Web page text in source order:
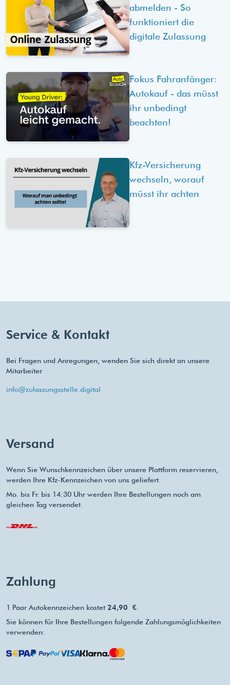
abmelden - So
funktioniert die
digitale Zulassung
Fokus Fahranfänger:
Autokauf - das müsst
ihr unbedingt
beachten!
Kfz-Versicherung
wechseln, worauf
müsst ihr achten
Service & Kontakt
Bei Fragen und Anregungen, wenden Sie sich direkt an unsere
Mitarbeiter
info@zulassungsstelle.digital
Versand
Wenn Sie Wunschkennzeichen über unsere Plattform reservieren,
werden Ihre Kfz-Kennzeichen von uns geliefert.
Mo. bis Fr. bis 14:30 Uhr werden Ihre Bestellungen noch am
gleichen Tag versendet.
Zahlung
1 Paar Autokennzeichen kostet 24,90 €
Sie können für Ihre Bestellungen folgende Zahlungsmöglichkeiten
verwenden: